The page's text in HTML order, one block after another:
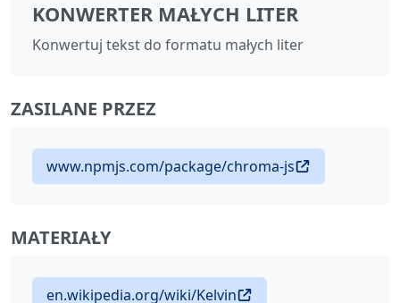
KONWERTER MAŁYCH LITER
Konwertuj tekst do formatu małych liter
ZASILANE PRZEZ
www.npmjs.com/package/chroma-js
MATERIAŁY
en.wikipedia.org/wiki/Kelvin